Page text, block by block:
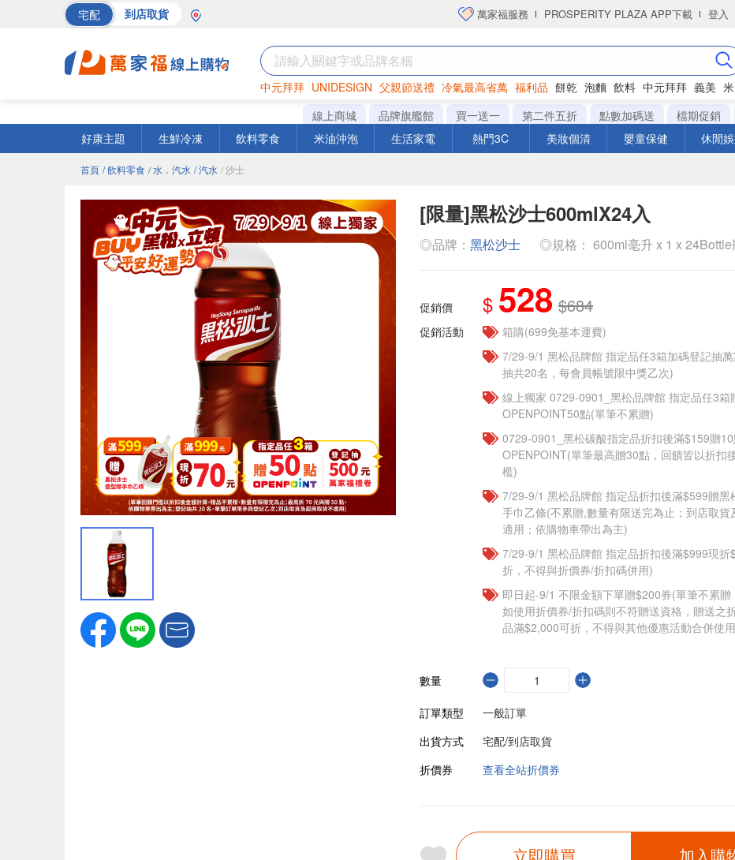
宅配 到店取貨 萬家福服務 PROSPERITY PLAZA APP下載 登入
中元拜拜 UNIDESIGN 父親節送禮 冷氣最高省萬 福利品 餅乾 泡麵 飲料 中元拜拜 義美 米
巧克力 罐頭 衛生紙
線上商城 品牌旗艦館 買一送一 第二件五折 點數加碼送 檔期促銷
好康主題
生鮮冷凍 飲料零食 米油沖泡 生活家電 熱門3C 美妝個清 嬰童保健 休閒
首頁 / 飲料零食 / 水．汽水 / 汽水 / 沙士
[限量]黑松沙士600mlX24入
◎品牌： 黑松沙士 ◎規格： 600ml毫升 x 1 x 24Bottle
促銷價 $ 528 $684
促銷活動
箱購(699免基本運費)
7/29-9/1 黑松品牌館 指定品任3箱加碼登記抽
抽共20名，每會員帳號限中獎乙次)
線上獨家 0729-0901_黑松品牌館 指定品任3箱
OPENPOINT50點(單筆不累贈)
0729-0901_黑松碳酸指定品折扣後滿$159贈
OPENPOINT(單筆最高贈30點，回饋皆以折扣
檻)
7/29-9/1 黑松品牌館 指定品折扣後滿$599贈黑
手巾乙條(不累贈,數量有限送完為止；到店取貨
適用；依購物車帶出為主)
7/29-9/1 黑松品牌館 指定品折扣後滿$999現折
折，不得與折價券/折扣碼併用)
即日起-9/1 不限金額下單贈$200券(單筆不累贈
如使用折價券/折扣碼則不符贈送資格，贈送之
品滿$2,000可折，不得與其他優惠活動合併使
數量
訂單類型
一般訂單
出貨方式
宅配/到店取貨
折價券
查看全站折價券
立即購買 加入購